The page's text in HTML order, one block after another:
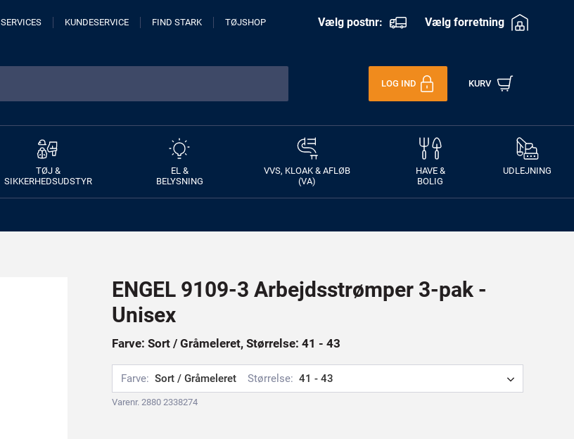
SERVICES KUNDESERVICE FIND STARK TØJSHOP Vælg postnr: Vælg forretning
LOG IND KURV
TØJ &
SIKKERHEDSUDSTYR
EL &
BELYSNING
VVS, KLOAK & AFLØB
(VA)
HAVE &
BOLIG
UDLEJNING
ENGEL 9109-3 Arbejdsstrømper 3-pak -
Unisex
Farve: Sort / Gråmeleret, Størrelse: 41 - 43
Farve: Sort / Gråmeleret Størrelse: 41 - 43
Varenr. 2880 2338274